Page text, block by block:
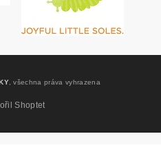
, všechna práva vyhrazena
Shoptet